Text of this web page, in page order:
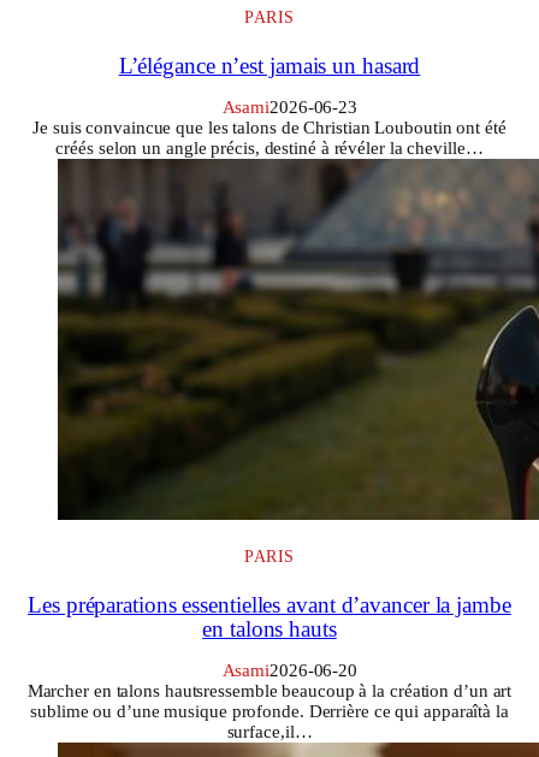
PARIS
L’élégance n’est jamais un hasard
Asami2026-06-23
Je suis convaincue que les talons de Christian Louboutin ont été
créés selon un angle précis, destiné à révéler la cheville…
PARIS
Les préparations essentielles avant d’avancer la jambe
en talons hauts
Asami2026-06-20
Marcher en talons hautsressemble beaucoup à la création d’un art
sublime ou d’une musique profonde. Derrière ce qui apparaîtà la
surface,il…